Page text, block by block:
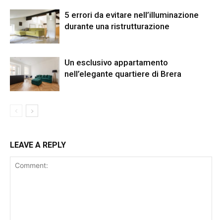
5 errori da evitare nell’illuminazione
durante una ristrutturazione
Un esclusivo appartamento
nell’elegante quartiere di Brera
LEAVE A REPLY